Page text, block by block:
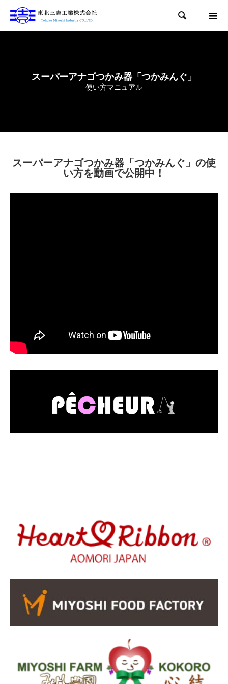

スーパーアナゴつかみ器「つかみんぐ」
使い方マニュアル
スーパーアナゴつかみ器「つかみんぐ」の使
い方を動画で公開中！